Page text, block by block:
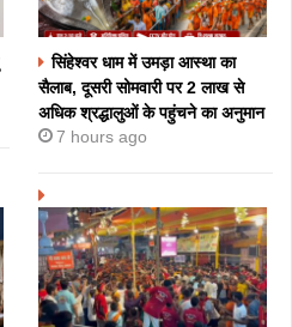
सिंहेश्वर धाम में उमड़ा आस्था का
सैलाब, दूसरी सोमवारी पर 2 लाख से
अधिक श्रद्धालुओं के पहुंचने का अनुमान
7 hours ago